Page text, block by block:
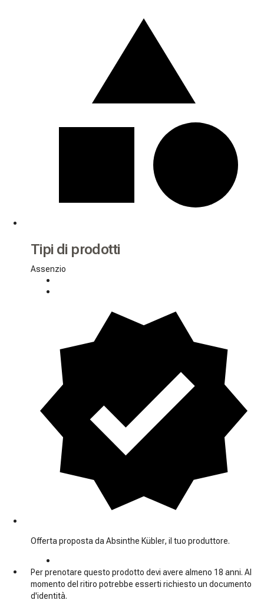
Tipi di prodotti
Assenzio
Offerta proposta da Absinthe Kübler, il tuo produttore.
Per prenotare questo prodotto devi avere almeno 18 anni. Al
momento del ritiro potrebbe esserti richiesto un documento
d'identità.